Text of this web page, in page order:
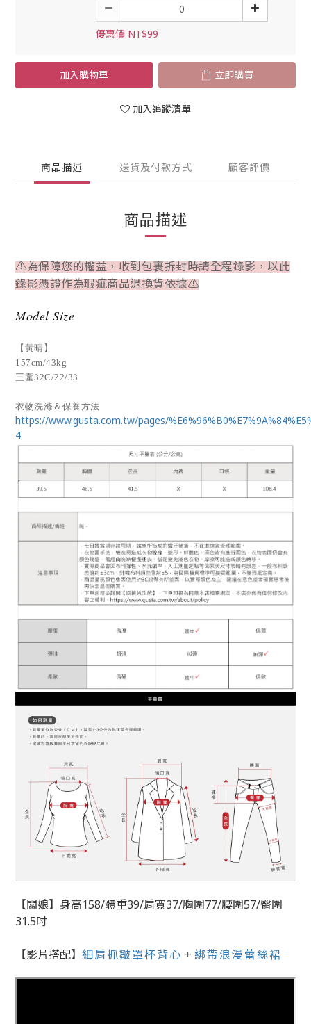
優惠價 NT$99
加入購物車 立即購買
加入追蹤清單
商品描述 送貨及付款方式 顧客評價
商品描述
⚠為保障您的權益，收到包裹拆封時請全程錄影，以此
錄影憑證作為瑕疵商品退換貨依據⚠
Model Size
【黃晴】
157cm/43kg
三圍32C/22/33
衣物洗滌＆保養方法
https://www.gusta.com.tw/pages/
4
【闆娘】身高158/體重39/肩寬37/胸圍77/腰圍57/臀圍
31.5吋
【影片搭配】 細肩抓皺罩杯背心 + 綁帶浪漫蕾絲裙